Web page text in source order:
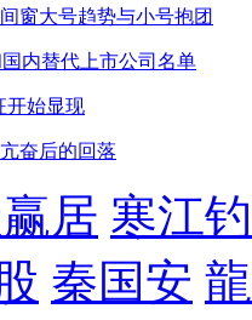
窗大号趋势与小号抱团
内替代上市公司名单
开始显现
奋后的回落
居 寒江
秦国安